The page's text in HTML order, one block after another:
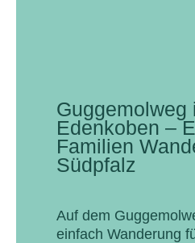
Guggemolweg
Edenkoben –
Familien
Südpfalz
Auf dem
einfach Wanderung